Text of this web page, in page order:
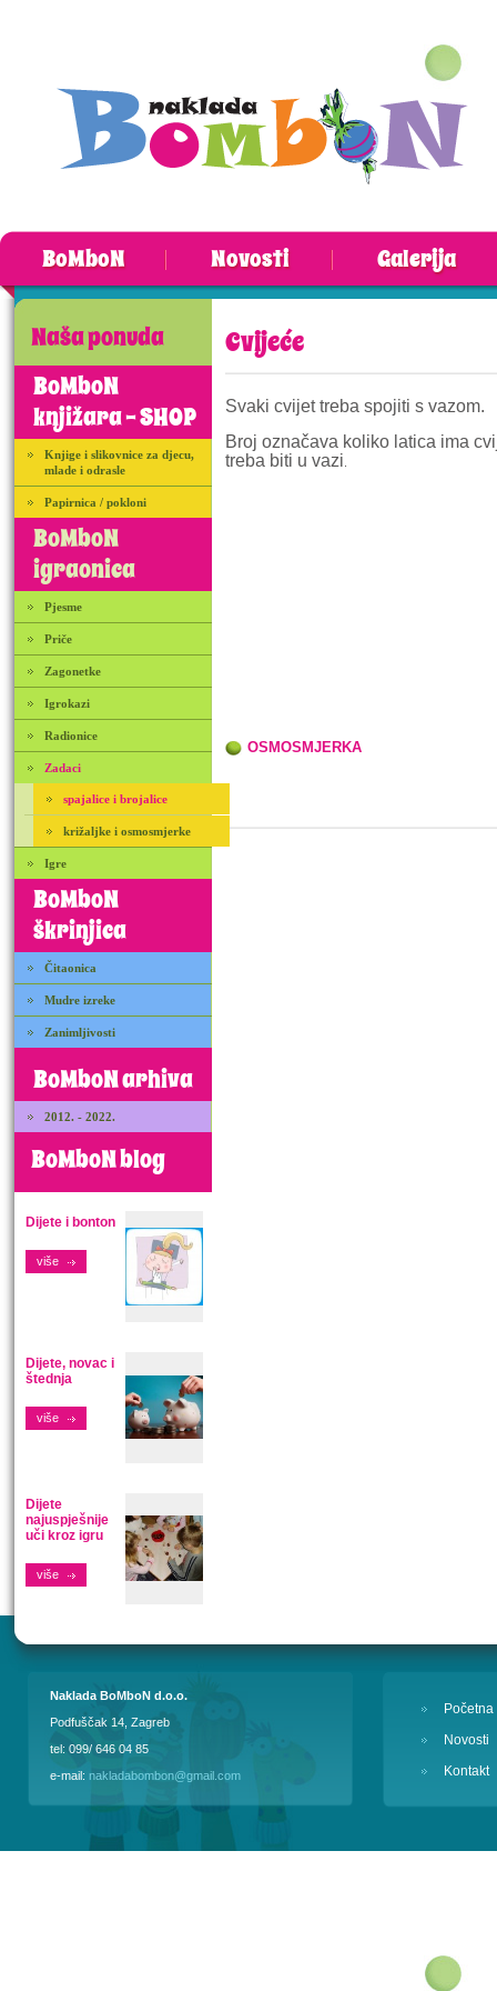
BoMboN Novosti Galerija
Naša ponuda
BoMboN
knjižara - SHOP
Knjige i slikovnice za djecu,
mlade i odrasle
Papirnica / pokloni
BoMboN
igraonica
Pjesme
Priče
Zagonetke
Igrokazi
Radionice
Zadaci
spajalice i brojalice
križaljke i osmosmjerke
Igre
BoMboN
škrinjica
Čitaonica
Mudre izreke
Zanimljivosti
BoMboN arhiva
2012. - 2022.
BoMboN blog
Dijete i bonton
više
Dijete, novac i
štednja
više
Dijete
najuspješnije
uči kroz igru
više
Cvijeće
Svaki cvijet treba spojiti s vazom.
Broj označava koliko latica ima
treba biti u vazi
OSMOSMJERKA
Naklada BoMboN d.o.o.
Podfuščak 14, Zagreb
tel: 099/ 646 04 85
e-mail: nakladabombon@gmail.com
Početna
Novosti
Kontakt